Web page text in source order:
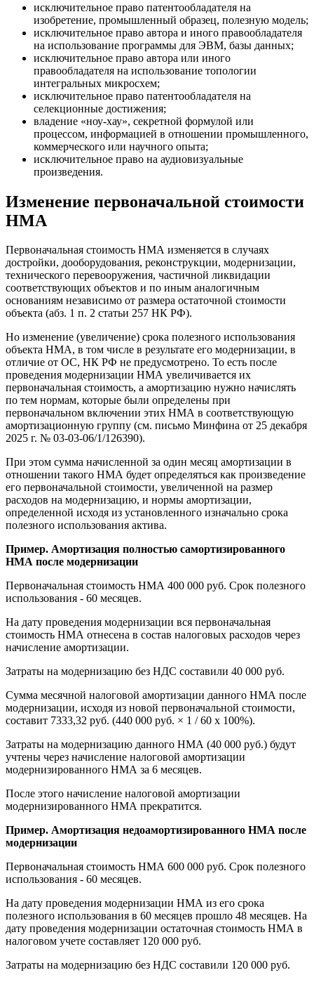
исключительное право патентообладателя на
изобретение, промышленный образец, полезную модель;
исключительное право автора и иного правообладателя
на использование программы для ЭВМ, базы данных;
исключительное право автора или иного
правообладателя на использование топологии
интегральных микросхем;
исключительное право патентообладателя на
селекционные достижения;
владение «ноу-хау», секретной формулой или
процессом, информацией в отношении промышленного,
коммерческого или научного опыта;
исключительное право на аудиовизуальные
произведения.
Изменение первоначальной стоимости
НМА
Первоначальная стоимость НМА изменяется в случаях
достройки, дооборудования, реконструкции, модернизации,
технического перевооружения, частичной ликвидации
соответствующих объектов и по иным аналогичным
основаниям независимо от размера остаточной стоимости
объекта (абз. 1 п. 2 статьи 257 НК РФ).
Но изменение (увеличение) срока полезного использования
объекта НМА, в том числе в результате его модернизации, в
отличие от ОС, НК РФ не предусмотрено. То есть после
проведения модернизации НМА увеличивается их
первоначальная стоимость, а амортизацию нужно начислять
по тем нормам, которые были определены при
первоначальном включении этих НМА в соответствующую
амортизационную группу (см. письмо Минфина от 25 декабря
2025 г. № 03-03-06/1/126390).
При этом сумма начисленной за один месяц амортизации в
отношении такого НМА будет определяться как произведение
его первоначальной стоимости, увеличенной на размер
расходов на модернизацию, и нормы амортизации,
определенной исходя из установленного изначально срока
полезного использования актива.
Пример. Амортизация полностью самортизированного
НМА после модернизации
Первоначальная стоимость НМА 400 000 руб. Срок полезного
использования - 60 месяцев.
На дату проведения модернизации вся первоначальная
стоимость НМА отнесена в состав налоговых расходов через
начисление амортизации.
Затраты на модернизацию без НДС составили 40 000 руб.
Сумма месячной налоговой амортизации данного НМА после
модернизации, исходя из новой первоначальной стоимости,
составит 7333,32 руб. (440 000 руб. × 1 / 60 х 100%).
Затраты на модернизацию данного НМА (40 000 руб.) будут
учтены через начисление налоговой амортизации
модернизированного НМА за 6 месяцев.
После этого начисление налоговой амортизации
модернизированного НМА прекратится.
Пример. Амортизация недоамортизированного НМА после
модернизации
Первоначальная стоимость НМА 600 000 руб. Срок полезного
использования - 60 месяцев.
На дату проведения модернизации НМА из его срока
полезного использования в 60 месяцев прошло 48 месяцев. На
дату проведения модернизации остаточная стоимость НМА в
налоговом учете составляет 120 000 руб.
Затраты на модернизацию без НДС составили 120 000 руб.